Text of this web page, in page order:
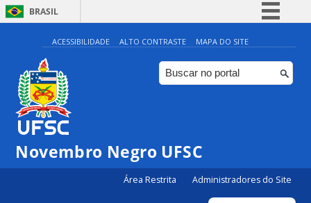
BRASIL
Simplifique!
Comunica BR
Participe
ACESSIBILIDADE ALTO CONTRASTE MAPA DO SITE
Novembro Negro UFSC
Área Restrita Administradores do Site